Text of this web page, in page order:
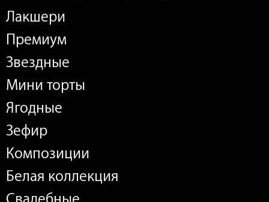
Лакшери
Премиум
Звездные
Мини торты
Ягодные
Зефир
Композиции
Белая коллекция